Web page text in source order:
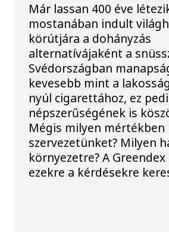
Már lassan 400 éve
mostanában indult
körútjára a dohányzás
alternatívájaként a
Svédországban
kevesebb mint a
nyúl cigarettához, ez
népszerűségének is
Mégis milyen
szervezetünket? Milyen
környezetre? A
ezekre a kérdésekre